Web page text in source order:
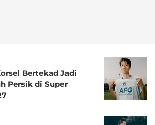
Bertekad Jadi
Persik di Super